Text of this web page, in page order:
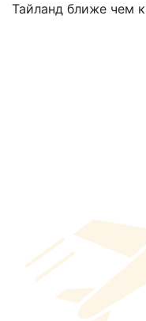
Тайланд ближе чем